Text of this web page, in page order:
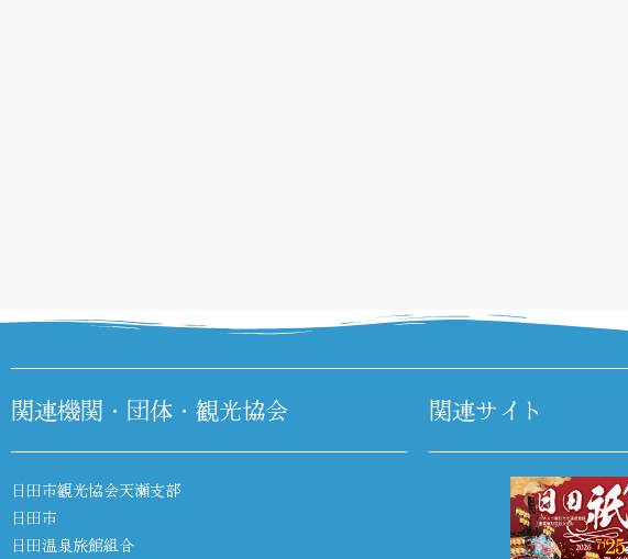
関連機関・団体・観光協会
日田市観光協会天瀬支部
日田市
日田温泉旅館組合
関連サイト